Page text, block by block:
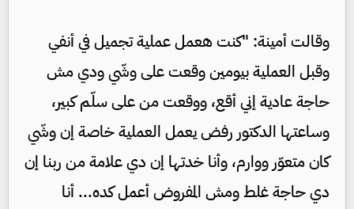
وقالت أمينة: "كنت هعمل عملية تجميل في أنفي
وقبل العملية بيومين وقعت على وشّي ودي مش
حاجة عادية إني أقع، ووقعت من على سلّم كبير،
وساعتها الدكتور رفض يعمل العملية خاصة إن وشّي
كان متعوّر ووارم، وأنا خدتها إن دي علامة من ربنا إن
دي حاجة غلط ومش المفروض أعمل كده... أنا